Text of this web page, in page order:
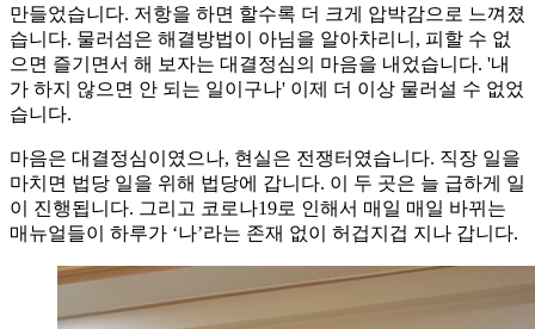
만들었습니다. 저항을 하면 할수록 더 크게 압박감으로 느껴졌
습니다. 물러섬은 해결방법이 아님을 알아차리니, 피할 수 없
으면 즐기면서 해 보자는 대결정심의 마음을 내었습니다. '내
가 하지 않으면 안 되는 일이구나' 이제 더 이상 물러설 수 없었
습니다.
마음은 대결정심이였으나, 현실은 전쟁터였습니다. 직장 일을
마치면 법당 일을 위해 법당에 갑니다. 이 두 곳은 늘 급하게 일
이 진행됩니다. 그리고 코로나19로 인해서 매일 매일 바뀌는
매뉴얼들이 하루가 ‘나’라는 존재 없이 허겁지겁 지나 갑니다.